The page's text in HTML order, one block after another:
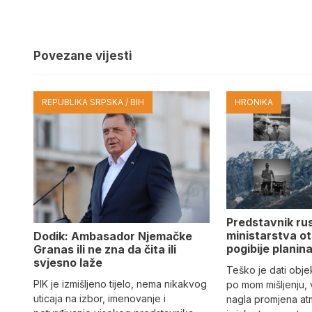
Povezane vijesti
REPUBLIKA SRPSKA / BIH
Dodik: Ambasador Njemačke
Granas ili ne zna da čita ili
svjesno laže
PIK je izmišljeno tijelo, nema nikakvog
uticaja na izbor, imenovanje i
HRONIKA
Predstavnik
ministarstva
pogibije
Teško je dati
po mom mišljenju,
nagla promjena